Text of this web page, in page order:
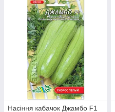
Насіння кабачок Джамбо F1